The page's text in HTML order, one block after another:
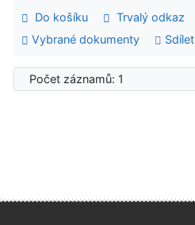
Do košíku Trvalý odkaz
Vybrané dokumenty
Sdílet
Počet záznamů: 1